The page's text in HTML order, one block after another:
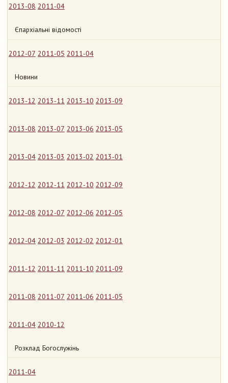
2013-08 2011-04
Єпархіальні відомості
2012-07 2011-05 2011-04
Новини
2013-12 2013-11 2013-10 2013-09
2013-08 2013-07 2013-06 2013-05
2013-04 2013-03 2013-02 2013-01
2012-12 2012-11 2012-10 2012-09
2012-08 2012-07 2012-06 2012-05
2012-04 2012-03 2012-02 2012-01
2011-12 2011-11 2011-10 2011-09
2011-08 2011-07 2011-06 2011-05
2011-04 2010-12
Розклад Богослужінь
2011-04